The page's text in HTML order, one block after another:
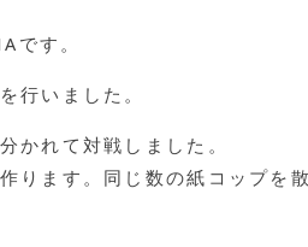
です。
行いました。
かれて対戦しました。
ります。同じ数の紙コップ
、紙コップの向